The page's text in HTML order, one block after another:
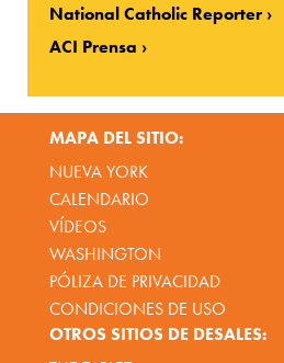
National Catholic Reporter
ACI Prensa
MAPA DEL SITIO:
NUEVA YORK
CALENDARIO
VÍDEOS
WASHINGTON
PÓLIZA DE PRIVACIDAD
CONDICIONES DE USO
OTROS SITIOS DE DESALES: